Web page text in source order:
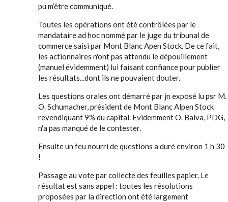
pu m’être communiqué.
Toutes les opérations ont été contrôlées par le
mandataire ad hoc nommé par le juge du tribunal de
commerce saisi par Mont Blanc Apen Stock. De ce fait,
les actionnaires n'ont pas attendu le dépouillement
(manuel évidemment) lui faisant confiance pour publier
les résultats...dont ils ne pouvaient douter.
Les questions orales ont démarré par jn exposé lu psr M.
O. Schumacher, président de Mont Blanc Alpen Stock
revendiquant 9% du capital. Evidemment O. Balva, PDG,
n'a pas manqué de le contester.
Ensuite un feu nourri de questions a duré environ 1 h 30
!
Passage au vote par collecte des feuilles papier. Le
résultat est sans appel : toutes les résolutions
proposées par la direction ont été largement